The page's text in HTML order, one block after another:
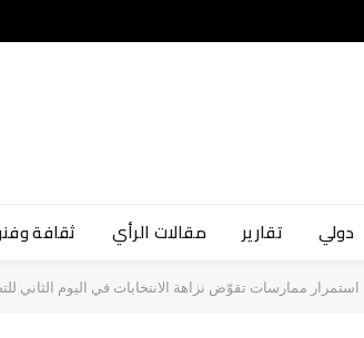
دولي تقارير مقالات الرأي ثقافة
ممارسات تقوّض نزاهة الانتخابات في اليوم الثاني